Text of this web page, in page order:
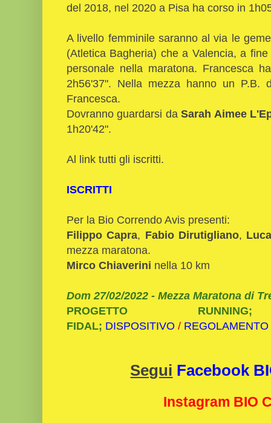
del 2018, nel 2020 a Pisa ha corso in
A livello femminile saranno al via le
(Atletica Bagheria) che a Valencia, a
personale nella maratona. Francesca
2h56'37". Nella mezza hanno un P.B.
Francesca.
Dovranno guardarsi daSarah Aimee
1h20'42".
Al link tutti gli iscritti.
ISCRITTI
Per la Bio Correndo Avis presenti:
Filippo Capra, Fabio Dirutigliano,
mezza maratona.
Mirco Chiaverini nella 10 km
Dom 27/02/2022 - Mezza Maratona di
PROGETTO
FIDAL; DISPOSITIVO / REGOLAMENTO
Segui Facebook
Instagram BIO